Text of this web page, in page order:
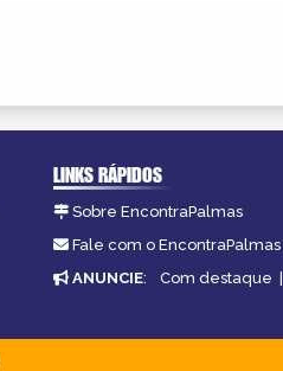
LINKS RÁPIDOS
Sobre EncontraPalmas
Fale com o EncontraPalmas
ANUNCIE: Com destaque |